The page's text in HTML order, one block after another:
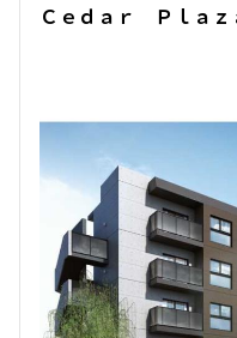
検索対
お部屋
Ｃｅｄａｒ Ｐｌａｚ